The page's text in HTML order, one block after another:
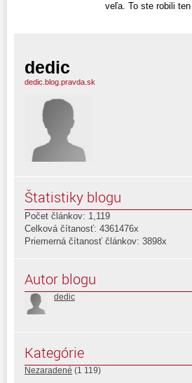
veľa. To ste robili
dedic
dedic.blog.pravda.sk
Štatistiky blogu
Počet článkov: 1,119
Celková čítanosť: 4361476x
Priemerná čítanosť článkov: 3898x
Autor blogu
dedic
Kategórie
Nezaradené (1 119)